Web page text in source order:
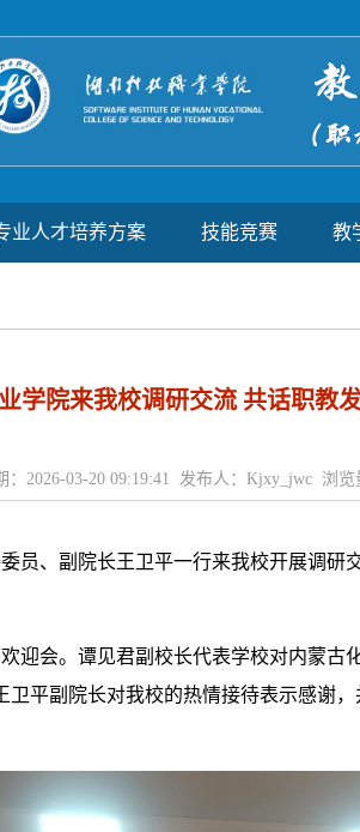
业人才培养方案 技能竞赛 教
学院来我校调研交流 共话职教
：2026-03-20 09:19:41 发布人：Kjxy_jwc 浏览
员、副院长王卫平一行来我校开展调
迎会。谭见君副校长代表学校对内蒙
平副院长对我校的热情接待表示感谢